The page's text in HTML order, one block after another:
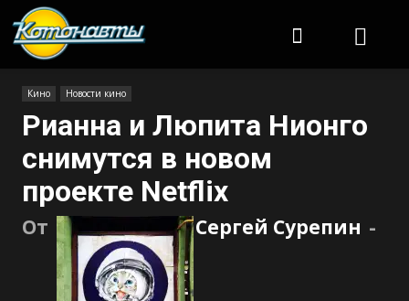
Кино Новости кино
Рианна и Люпита Нионго
снимутся в новом
проекте Netflix
От Сергей Сурепин -